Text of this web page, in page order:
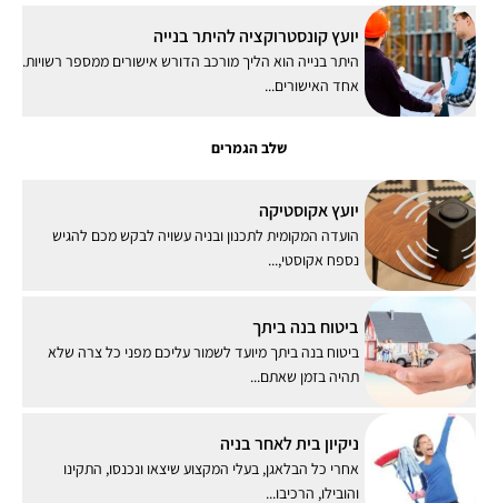
יועץ קונסטרוקציה להיתר בנייה
היתר בנייה הוא הליך מורכב הדורש אישורים ממספר רשויות.
אחד האישורים...
שלב הגמרים
יועץ אקוסטיקה
הועדה המקומית לתכנון ובניה עשויה לבקש מכם להגיש
נספח אקוסטי,...
ביטוח בנה ביתך
ביטוח בנה ביתך מיועד לשמור עליכם מפני כל צרה שלא
תהיה בזמן שאתם...
ניקיון בית לאחר בניה
אחרי כל הבלאגן, בעלי המקצוע שיצאו ונכנסו, התקינו
והובילו, הרכיבו...